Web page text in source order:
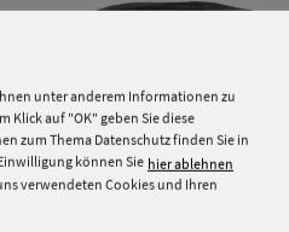
unter anderem Informationen zu
Klick auf "OK" geben Sie diese
zum Thema Datenschutz finden Sie in
können Sie hier ablehnen
verwendeten Cookies und Ihren